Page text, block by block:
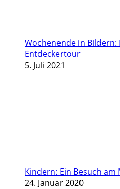
Wochenende in
Entdeckertour
5. Juli 2021
Kindern: Ein Besuch
24. Januar 2020